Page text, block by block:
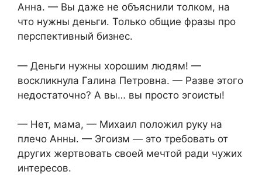
Анна. — Вы даже не объяснили толком, на
что нужны деньги. Только общие фразы про
перспективный бизнес.
— Деньги нужны хорошим людям! —
воскликнула Галина Петровна. — Разве этого
недостаточно? А вы… вы просто эгоисты!
— Нет, мама, — Михаил положил руку на
плечо Анны. — Эгоизм — это требовать от
других жертвовать своей мечтой ради чужих
интересов.